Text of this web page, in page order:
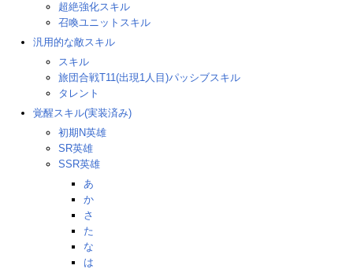
超絶強化スキル
召喚ユニットスキル
汎用的な敵スキル
スキル
旅団合戦T11(出現1人目)パッシブスキル
タレント
覚醒スキル(実装済み)
初期N英雄
SR英雄
SSR英雄
あ
か
さ
た
な
は